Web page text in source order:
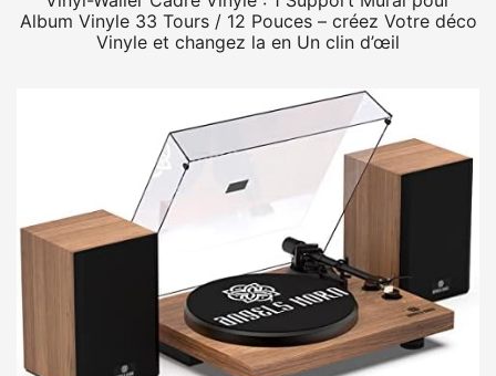
Album Vinyle 33 Tours / 12 Pouces – créez Votre déco
Vinyle et changez la en Un clin d’œil